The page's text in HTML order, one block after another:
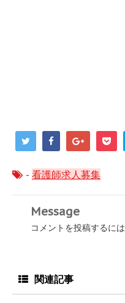
- 看護師求人募集
Message
コメントを投稿するには
関連記事